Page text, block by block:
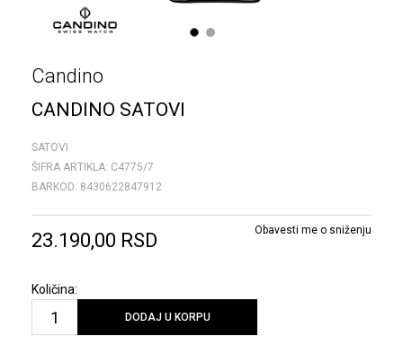
1 2
Candino
CANDINO SATOVI
SATOVI
ŠIFRA ARTIKLA: C4775/7
BARKOD: 8430622847912
23.190,00 RSD Obavesti me o sniženju
Količina:
DODAJ U KORPU